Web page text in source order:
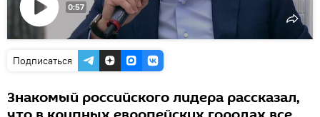
Воспроизвести
0:57
Подписаться
Знакомый российского лидера рассказал,